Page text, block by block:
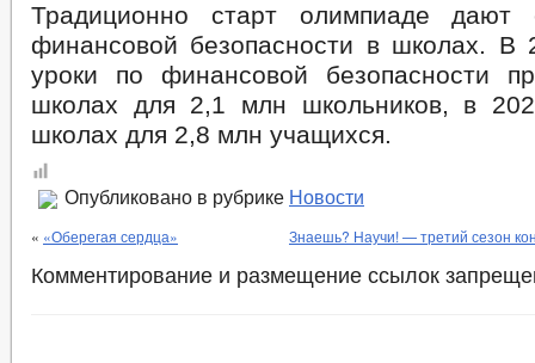
Традиционно старт олимпиаде дают
финансовой безопасности в школах. В
уроки по финансовой безопасности
школах для 2,1 млн школьников, в
школах для 2,8 млн учащихся.
Опубликовано в рубрике Новости
« «Оберегая сердца» Знаешь? Научи! — третий сезон
Комментирование и размещение ссылок